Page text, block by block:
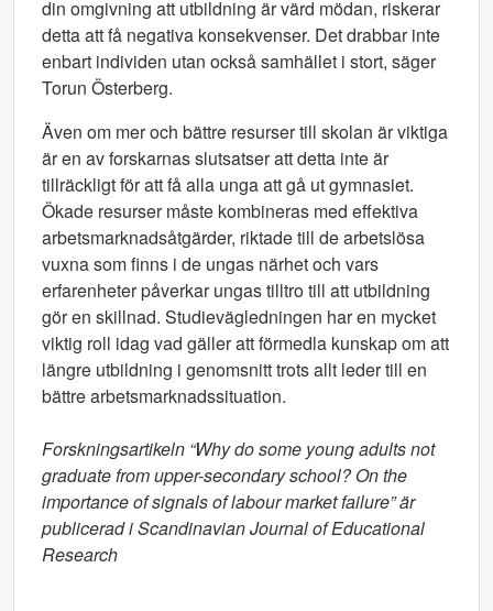
din omgivning att utbildning är värd mödan, riskerar
detta att få negativa konsekvenser. Det drabbar inte
enbart individen utan också samhället i stort, säger
Torun Österberg.
Även om mer och bättre resurser till skolan är viktiga
är en av forskarnas slutsatser att detta inte är
tillräckligt för att få alla unga att gå ut gymnasiet.
Ökade resurser måste kombineras med effektiva
arbetsmarknadsåtgärder, riktade till de arbetslösa
vuxna som finns i de ungas närhet och vars
erfarenheter påverkar ungas tilltro till att utbildning
gör en skillnad. Studievägledningen har en mycket
viktig roll idag vad gäller att förmedla kunskap om att
längre utbildning i genomsnitt trots allt leder till en
bättre arbetsmarknadssituation.
Forskningsartikeln “Why do some young adults not
graduate from upper-secondary school? On the
importance of signals of labour market failure” är
publicerad i Scandinavian Journal of Educational
Research